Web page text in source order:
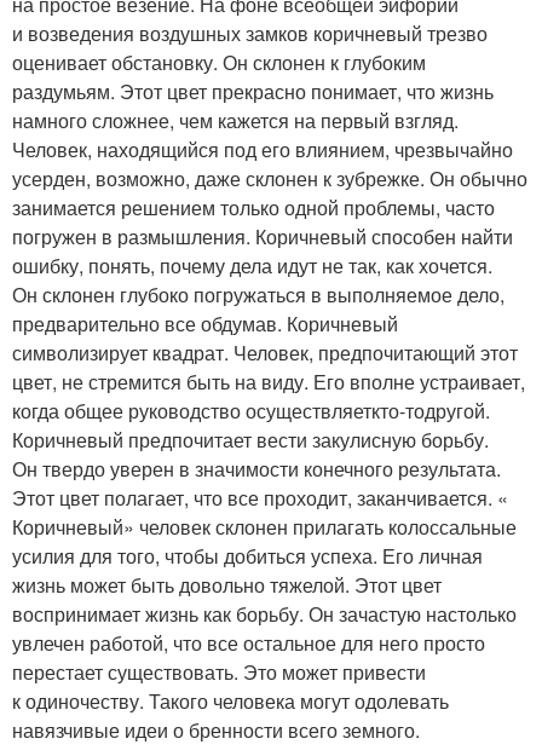
и возведения воздушных замков коричневый трезво
оценивает обстановку. Он склонен к глубоким
раздумьям. Этот цвет прекрасно понимает, что жизнь
намного сложнее, чем кажется на первый взгляд.
Человек, находящийся под его влиянием, чрезвычайно
усерден, возможно, даже склонен к зубрежке. Он обычно
занимается решением только одной проблемы, часто
погружен в размышления. Коричневый способен найти
ошибку, понять, почему дела идут не так, как хочется.
Он склонен глубоко погружаться в выполняемое дело,
предварительно все обдумав. Коричневый
символизирует квадрат. Человек, предпочитающий этот
цвет, не стремится быть на виду. Его вполне устраивает,
когда общее руководство осуществляеткто-тодругой.
Коричневый предпочитает вести закулисную борьбу.
Он твердо уверен в значимости конечного результата.
Этот цвет полагает, что все проходит, заканчивается. «
Коричневый» человек склонен прилагать колоссальные
усилия для того, чтобы добиться успеха. Его личная
жизнь может быть довольно тяжелой. Этот цвет
воспринимает жизнь как борьбу. Он зачастую настолько
увлечен работой, что все остальное для него просто
перестает существовать. Это может привести
к одиночеству. Такого человека могут одолевать
навязчивые идеи о бренности всего земного.